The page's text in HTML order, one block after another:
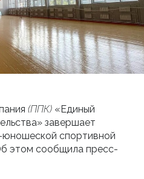
(ППК) «Единый
завершает
юношеской спортивной
этом сообщила пресс-